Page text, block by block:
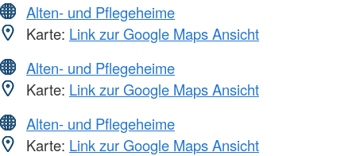
Alten- und Pflegeheime
Karte: Link zur Google Maps Ansicht
Alten- und Pflegeheime
Karte: Link zur Google Maps Ansicht
Alten- und Pflegeheime
Karte: Link zur Google Maps Ansicht